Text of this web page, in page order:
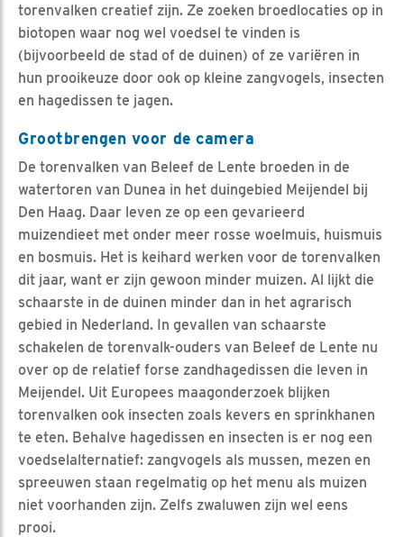
torenvalken creatief zijn. Ze zoeken broedlocaties op in
biotopen waar nog wel voedsel te vinden is
(bijvoorbeeld de stad of de duinen) of ze variëren in
hun prooikeuze door ook op kleine zangvogels, insecten
en hagedissen te jagen.
Grootbrengen voor de camera
De torenvalken van Beleef de Lente broeden in de
watertoren van Dunea in het duingebied Meijendel bij
Den Haag. Daar leven ze op een gevarieerd
muizendieet met onder meer rosse woelmuis, huismuis
en bosmuis. Het is keihard werken voor de torenvalken
dit jaar, want er zijn gewoon minder muizen. Al lijkt die
schaarste in de duinen minder dan in het agrarisch
gebied in Nederland. In gevallen van schaarste
schakelen de torenvalk-ouders van Beleef de Lente nu
over op de relatief forse zandhagedissen die leven in
Meijendel. Uit Europees maagonderzoek blijken
torenvalken ook insecten zoals kevers en sprinkhanen
te eten. Behalve hagedissen en insecten is er nog een
voedselalternatief: zangvogels als mussen, mezen en
spreeuwen staan regelmatig op het menu als muizen
niet voorhanden zijn. Zelfs zwaluwen zijn wel eens
prooi.